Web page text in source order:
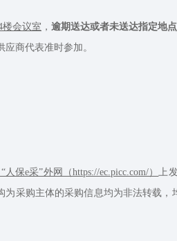
楼会议室 ， 逾期送达或者未送达指定地
商代表准时参加。
保e采”外网（https://ec.picc.com/）上
采购主体的采购信息均为非法转载